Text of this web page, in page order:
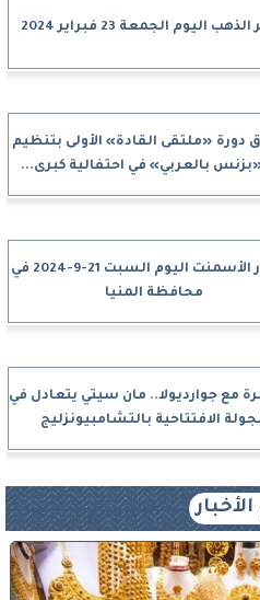
اليوم الجمعة 23 فبراير 2024
دورة «ملتقى القادة» الأولى بتنظيم
بالعربي» في احتفالية كبرى...
أسعار الأسمنت اليوم السبت 21-9-2024 في
محافظة المنيا
مع جوارديولا.. مان سيتي يتعادل في
الافتتاحية بالتشامبيونزليج